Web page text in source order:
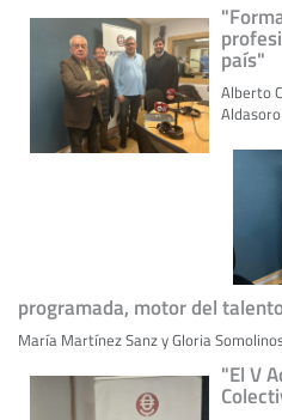
país"
Alberto
programada, motor del
María Martínez Sanz y Gloria
"El V